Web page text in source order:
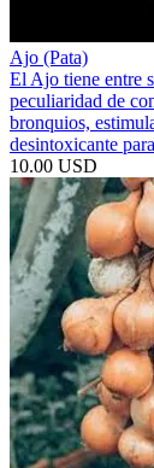
Ajo (Pata)
El Ajo tiene entre
peculiaridad de
bronquios,
desintoxicante
10.00 USD